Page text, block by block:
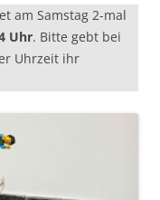
am Samstag 2-mal
Uhr. Bitte gebt bei
Uhrzeit ihr